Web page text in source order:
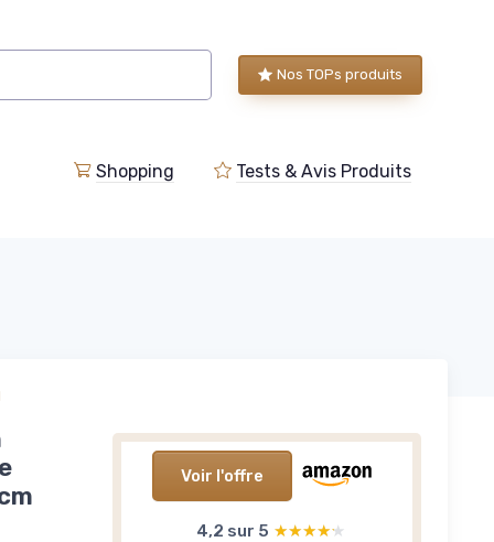
Nos TOPs produits
Shopping Tests & Avis Produits
Voir l'offre
4,2 sur 5 ★★★★★
★★★★★